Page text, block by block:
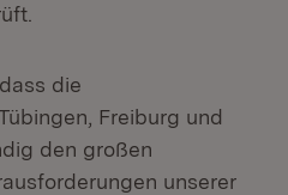
die
Freiburg und
den großen
unserer